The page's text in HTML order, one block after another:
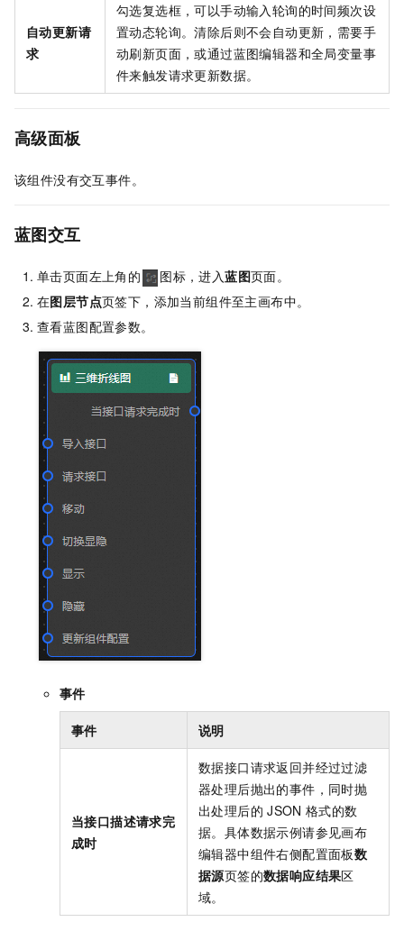
自动更新请
求
勾选复选框，可以手动输入轮询的时间频次设
置动态轮询。清除后则不会自动更新，需要手
动刷新页面，或通过蓝图编辑器和全局变量事
件来触发请求更新数据。
高级面板
该组件没有交互事件。
蓝图交互
单击页面左上角的 图标，进入蓝图页面。
在图层节点页签下，添加当前组件至主画布中。
查看蓝图配置参数。
事件
事件 说明
当接口描述请求完
成时
数据接口请求返回并经过过滤
器处理后抛出的事件，同时抛
出处理后的 JSON 格式的数
据。具体数据示例请参见画布
编辑器中组件右侧配置面板数
据源页签的数据响应结果区
域。